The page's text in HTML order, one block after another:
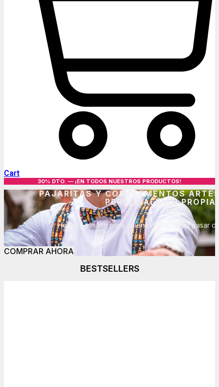
Cart
30% DTO. — ¡EN TODOS NUESTROS PRODUCTOS!
PAJARITAS Y COMPLEMENTOS
PERSONALIDAD PROPIA
Hechos a mano para quienes no quieren pasar
COMPRAR AHORA
BESTSELLERS